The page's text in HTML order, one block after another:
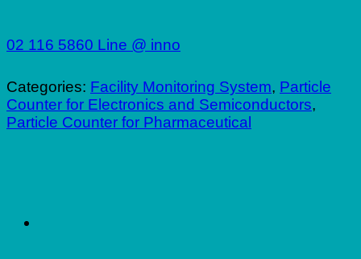
02 116 5860 Line @ inno
Categories: Facility Monitoring System, Particle
Counter for Electronics and Semiconductors,
Particle Counter for Pharmaceutical